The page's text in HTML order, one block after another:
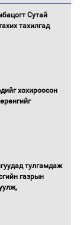
Сутай
тахилгад
хохироосон
тулгамдаж
газрын